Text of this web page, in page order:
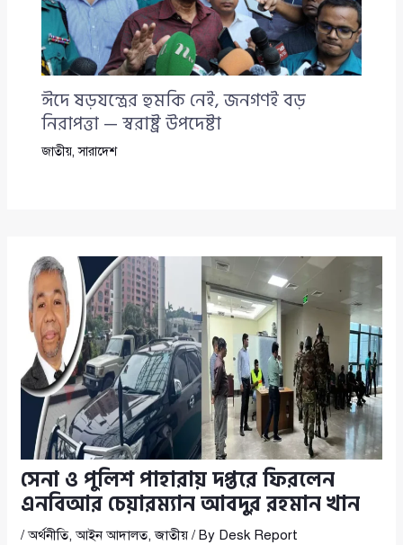
ঈদে ষড়যন্ত্রের হুমকি নেই, জনগণই বড়
নিরাপত্তা — স্বরাষ্ট্র উপদেষ্টা
জাতীয়,সারাদেশ
সেনা ও পুলিশ পাহারায় দপ্তরে ফিরলেন
এনবিআর চেয়ারম্যান আবদুর রহমান খান
/অর্থনীতি,আইন আদালত,জাতীয় / By Desk Report